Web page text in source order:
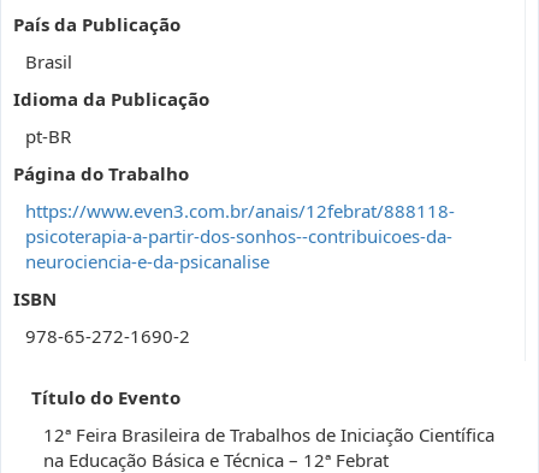
País da Publicação
Brasil
Idioma da Publicação
pt-BR
Página do Trabalho
https://www.even3.com.br/anais/12febrat/888118-
psicoterapia-a-partir-dos-sonhos--contribuicoes-da-
neurociencia-e-da-psicanalise
ISBN
978-65-272-1690-2
Título do Evento
12ª Feira Brasileira de Trabalhos de Iniciação Científica
na Educação Básica e Técnica – 12ª Febrat